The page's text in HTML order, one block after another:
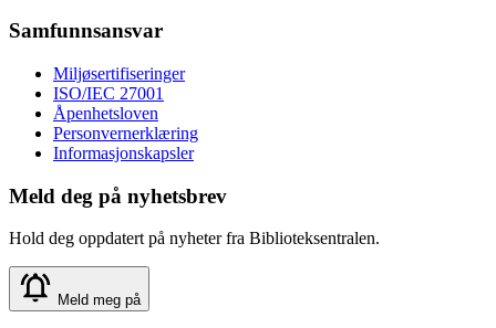
Samfunnsansvar
Miljøsertifiseringer
ISO/IEC 27001
Åpenhetsloven
Personvernerklæring
Informasjonskapsler
Meld deg på nyhetsbrev
Hold deg oppdatert på nyheter fra Biblioteksentralen.
Meld meg på